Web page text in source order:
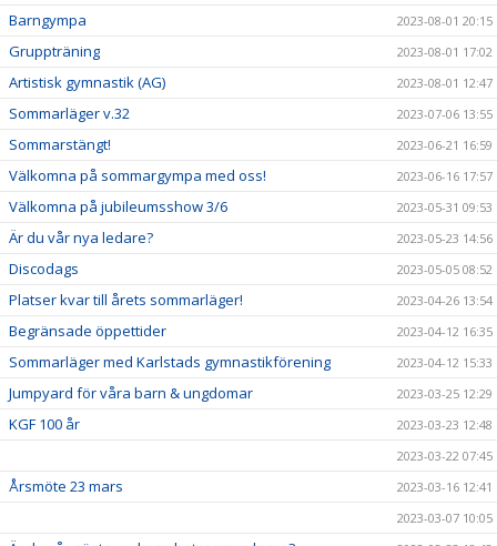
Barngympa 2023-08-01 20:15
Gruppträning 2023-08-01 17:02
Artistisk gymnastik (AG) 2023-08-01 12:47
Sommarläger v.32 2023-07-06 13:55
Sommarstängt! 2023-06-21 16:59
Välkomna på sommargympa med oss! 2023-06-16 17:57
Välkomna på jubileumsshow 3/6 2023-05-31 09:53
Är du vår nya ledare? 2023-05-23 14:56
Discodags 2023-05-05 08:52
Platser kvar till årets sommarläger! 2023-04-26 13:54
Begränsade öppettider 2023-04-12 16:35
Sommarläger med Karlstads gymnastikförening 2023-04-12 15:33
Jumpyard för våra barn & ungdomar 2023-03-25 12:29
KGF 100 år
2023-03-23 12:48
2023-03-22 07:45
Årsmöte 23 mars
2023-03-16 12:41
2023-03-07 10:05